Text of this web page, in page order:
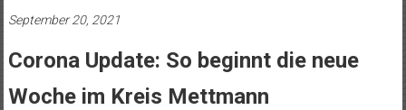
September 20, 2021
Corona Update: So beginnt die neue
Woche im Kreis Mettmann